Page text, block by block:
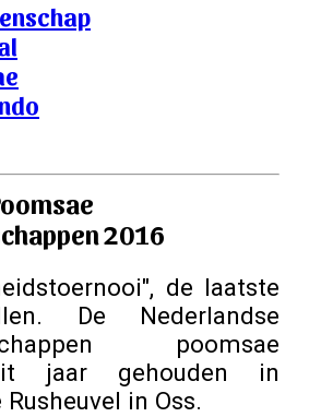
2016
de laatste
De Nederlandse
poomsae
jaar gehouden in
in Oss.